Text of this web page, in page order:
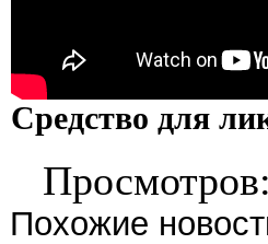
Средство для
Похожие